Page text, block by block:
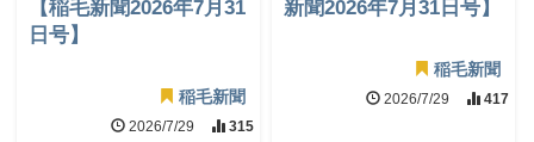
【稲毛新聞2026年7月31
日号】
稲毛新聞
2026/7/29 315
新聞2026年7月31日号】
稲毛新聞
2026/7/29 417